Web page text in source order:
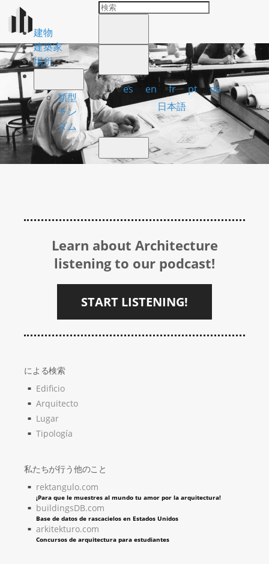
建物
建築家
場所
類型
ラン
ダム
es en fr pt
de
日本語
Learn about Architecture
listening to our podcast!
START LISTENING!
による検索
Edificio
Arquitecto
Lugar
Tipología
私たちが行う他のこと
rektangulo.com
¡Para que le muestres al mundo tu amor por la arquitectura!
buildingsDB.com
Base de datos de rascacielos en Estados Unidos
arkitekturo.com
Concursos de arquitectura para estudiantes